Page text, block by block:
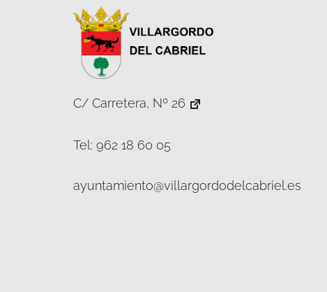
C/ Carretera, Nº 26
Tel: 962 18 60 05
ayuntamiento@villargordodelcabriel.es